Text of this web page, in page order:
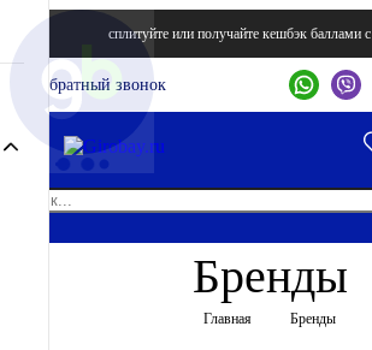
сплитуйте или получайте кешбэк баллами с
Обратный звонок
Бренды
Главная Бренды